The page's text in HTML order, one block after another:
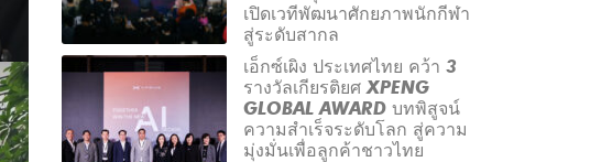
เปิดเวทีพัฒนาศักยภาพนักกีฬา
สู่ระดับสากล
เอ็กซ์เผิง ประเทศไทย คว้า 3
รางวัลเกียรติยศ XPENG
GLOBAL AWARD บทพิสูจน์
ความสำเร็จระดับโลก สู่ความ
มุ่งมั่นเพื่อลูกค้าชาวไทย